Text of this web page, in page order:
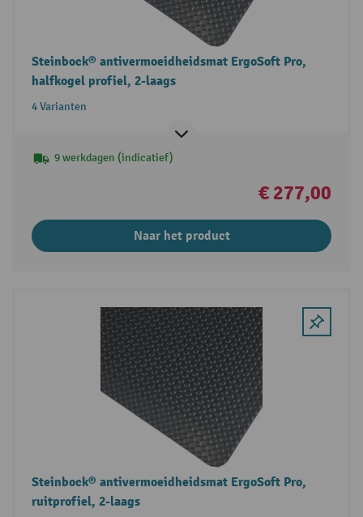
Steinbock® antivermoeidheidsmat ErgoSoft Pro,
halfkogel profiel, 2-laags
4 Varianten
9 werkdagen (indicatief)
€ 277,00
Naar het product
Steinbock® antivermoeidheidsmat ErgoSoft Pro,
ruitprofiel, 2-laags